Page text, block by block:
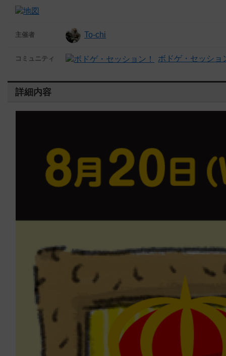
主催者 To-chi
コミュニティ ボドゲ・セッショ
詳細内容